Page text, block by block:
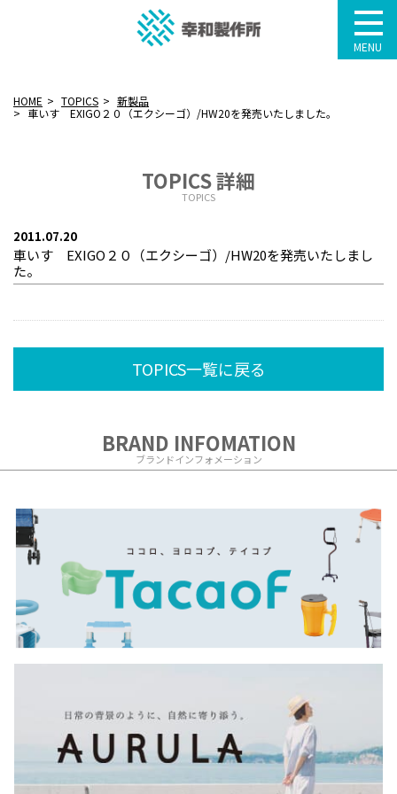
MENU
HOME TOPICS
新製品
車いす EXIGO２０（エクシーゴ）/HW20を発売いたしました。
TOPICS 詳細
TOPICS
2011.07.20
車いす EXIGO２０（エクシーゴ）/HW20を発売いたしまし
た。
TOPICS一覧に戻る
BRAND INFOMATION
ブランドインフォメーション